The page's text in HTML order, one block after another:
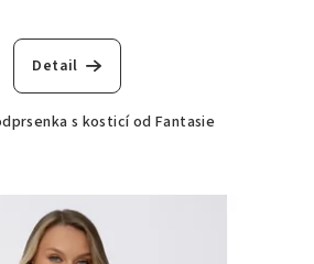
Detail
s kosticí od Fantasie